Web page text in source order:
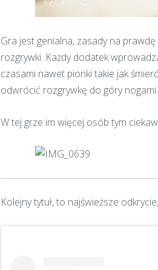
Gra jest genialna, zasady na
rozgrywki. Każdy dodatek
czasami nawet pionki takie jak
odwrócić rozgrywkę do góry nogami.
W tej grze im więcej osób tym
Kolejny tytuł, to najświeższe